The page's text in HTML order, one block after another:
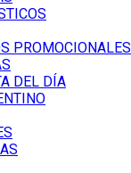
PROMOCIONALES
DEL DÍA